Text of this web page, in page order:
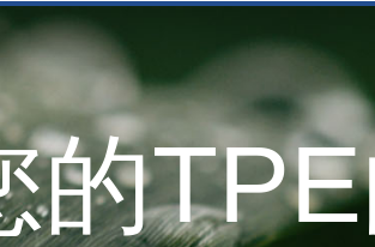
的